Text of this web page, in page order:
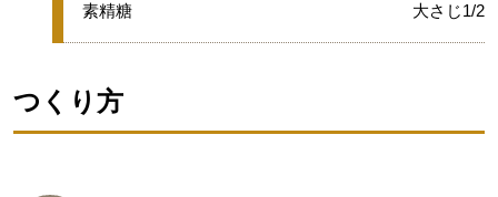
★
素精糖 大さじ1/2
つくり方